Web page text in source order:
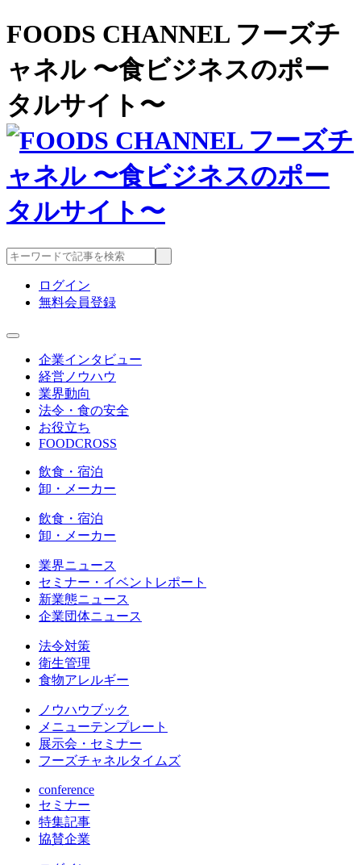
FOODS CHANNEL フーズチ
ャネル 〜食ビジネスのポー
タルサイト〜
ログイン
無料会員登録
企業インタビュー
経営ノウハウ
業界動向
法令・食の安全
お役立ち
FOODCROSS
飲食・宿泊
卸・メーカー
飲食・宿泊
卸・メーカー
業界ニュース
セミナー・イベントレポート
新業態ニュース
企業団体ニュース
法令対策
衛生管理
食物アレルギー
ノウハウブック
メニューテンプレート
展示会・セミナー
フーズチャネルタイムズ
conference
セミナー
特集記事
協賛企業